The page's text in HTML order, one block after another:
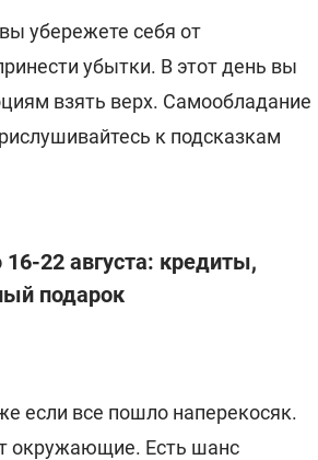
убережете себя от
убытки. В этот день вы
взять верх. Самообладание
к подсказкам
22 августа: кредиты,
подарок
если все пошло наперекосяк.
окружающие. Есть шанс